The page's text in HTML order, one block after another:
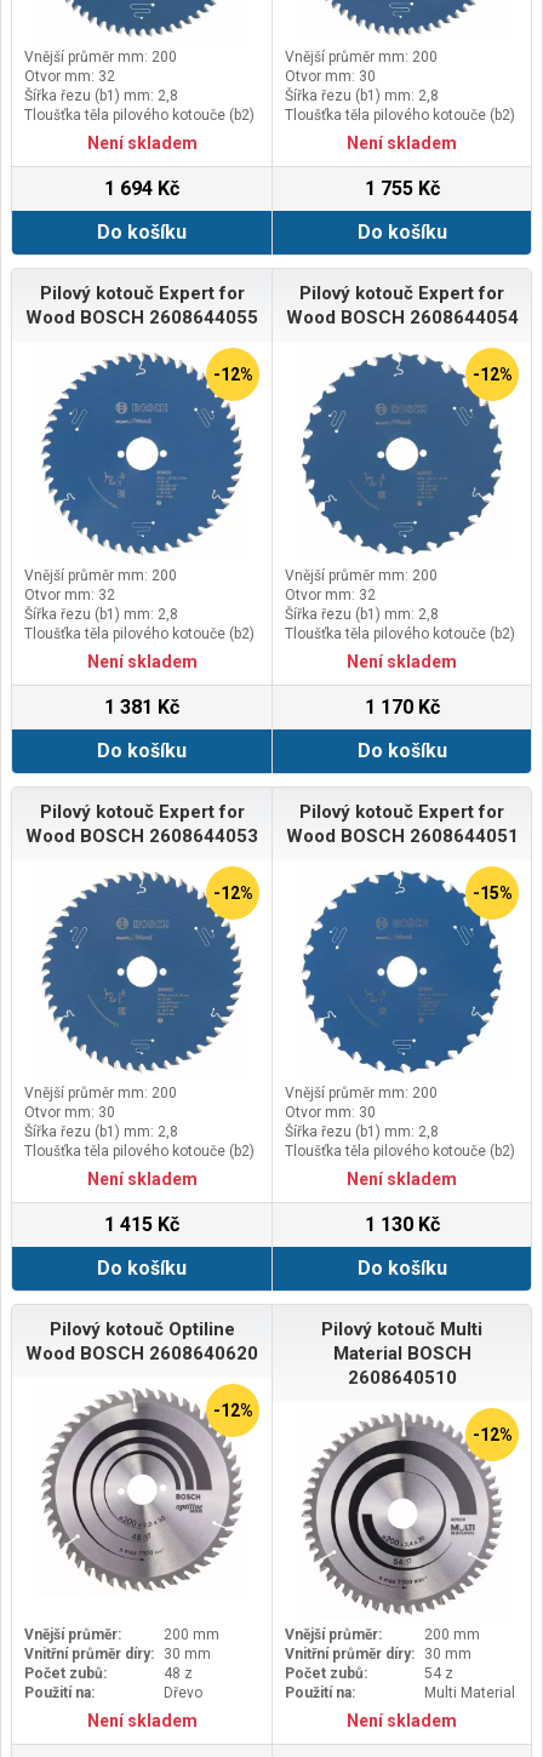
Vnější průměr mm: 200
Otvor mm: 32
Šířka řezu (b1) mm: 2,8
Tloušťka těla pilového kotouče (b2)
Není skladem
1 694 Kč
Do košíku
Vnější průměr mm: 200
Otvor mm: 30
Šířka řezu (b1) mm: 2,8
Tloušťka těla pilového kotouče (b2)
Není skladem
1 755 Kč
Do košíku
Pilový kotouč Expert for
Wood BOSCH 2608644055
-12%
Vnější průměr mm: 200
Otvor mm: 32
Šířka řezu (b1) mm: 2,8
Tloušťka těla pilového kotouče (b2)
Není skladem
1 381 Kč
Do košíku
Pilový kotouč Expert for
Wood BOSCH 2608644054
-12%
Vnější průměr mm: 200
Otvor mm: 32
Šířka řezu (b1) mm: 2,8
Tloušťka těla pilového kotouče (b2)
Není skladem
1 170 Kč
Do košíku
Pilový kotouč Expert for
Wood BOSCH 2608644053
-12%
Vnější průměr mm: 200
Otvor mm: 30
Šířka řezu (b1) mm: 2,8
Tloušťka těla pilového kotouče (b2)
Není skladem
1 415 Kč
Do košíku
Pilový kotouč Expert for
Wood BOSCH 2608644051
-15%
Vnější průměr mm: 200
Otvor mm: 30
Šířka řezu (b1) mm: 2,8
Tloušťka těla pilového kotouče (b2)
Není skladem
1 130 Kč
Do košíku
Pilový kotouč Optiline
Wood BOSCH 2608640620
-12%
Vnější průměr:
200 mm
Vnitřní průměr díry:
30 mm
Počet zubů:
48 z
Použití na:
Dřevo
Není skladem
Pilový kotouč Multi
Material BOSCH
2608640510
-12%
Vnější průměr:
200 mm
Vnitřní průměr díry:
30 mm
Počet zubů:
54 z
Použití na:
Multi Material
Není skladem